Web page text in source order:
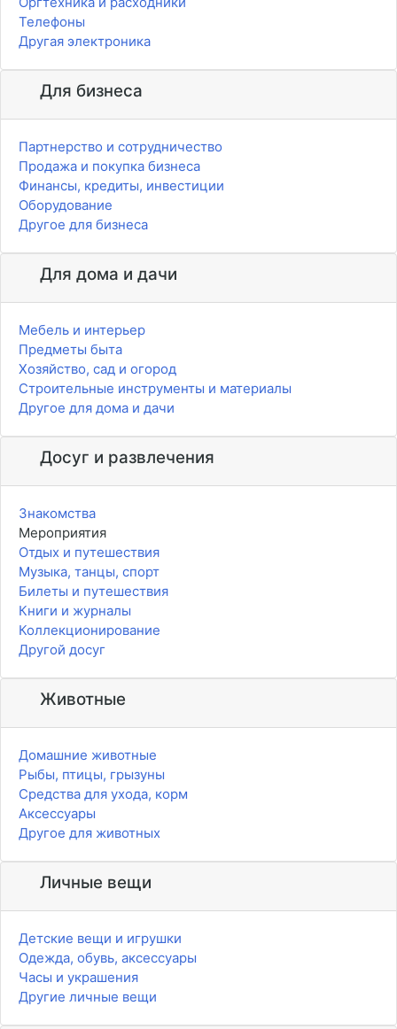
Телефоны
Другая электроника
Для бизнеса
Партнерство и сотрудничество
Продажа и покупка бизнеса
Финансы, кредиты, инвестиции
Оборудование
Другое для бизнеса
Для дома и дачи
Мебель и интерьер
Предметы быта
Хозяйство, сад и огород
Строительные инструменты и материалы
Другое для дома и дачи
Досуг и развлечения
Знакомства
Мероприятия
Отдых и путешествия
Музыка, танцы, спорт
Билеты и путешествия
Книги и журналы
Коллекционирование
Другой досуг
Животные
Домашние животные
Рыбы, птицы, грызуны
Средства для ухода, корм
Аксессуары
Другое для животных
Личные вещи
Детские вещи и игрушки
Одежда, обувь, аксессуары
Часы и украшения
Другие личные вещи